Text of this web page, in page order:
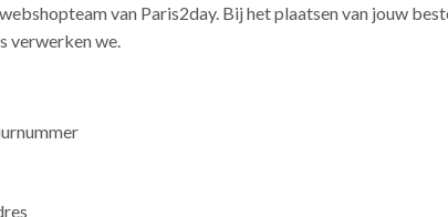
van Paris2day. Bij het plaatsen van jouw
verwerken we.